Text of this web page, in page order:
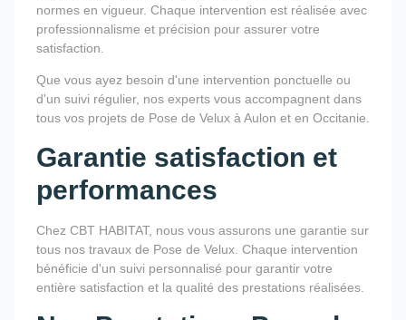
normes en vigueur. Chaque intervention est réalisée avec
professionnalisme et précision pour assurer votre
satisfaction.
Que vous ayez besoin d'une intervention ponctuelle ou
d'un suivi régulier, nos experts vous accompagnent dans
tous vos projets de Pose de Velux à Aulon et en Occitanie.
Garantie satisfaction et
performances
Chez CBT HABITAT, nous vous assurons une garantie sur
tous nos travaux de Pose de Velux. Chaque intervention
bénéficie d'un suivi personnalisé pour garantir votre
entière satisfaction et la qualité des prestations réalisées.